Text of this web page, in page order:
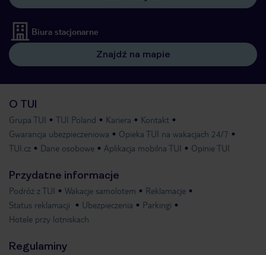
Biura stacjonarne
Znajdź na mapie
O TUI
Grupa TUI TUI Poland Kariera
Kontakt
Gwarancja ubezpieczeniowa
Opieka TUI na wakacjach 24/7
TUI.cz
Dane osobowe Aplikacja mobilna TUI Opinie TUI
Przydatne informacje
Podróż z TUI Wakacje samolotem
Reklamacje
Status reklamacji
Ubezpieczenia
Parkingi
Hotele przy lotniskach
Regulaminy